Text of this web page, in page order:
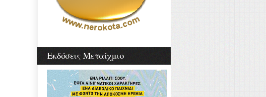
Εκδόσεις Μεταίχμιο